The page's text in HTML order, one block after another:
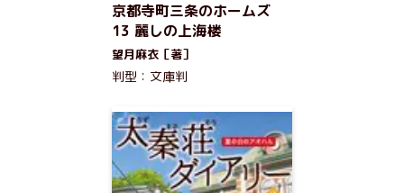
京都寺町三条のホームズ
13 麗しの上海楼
望月麻衣［著］
判型：文庫判